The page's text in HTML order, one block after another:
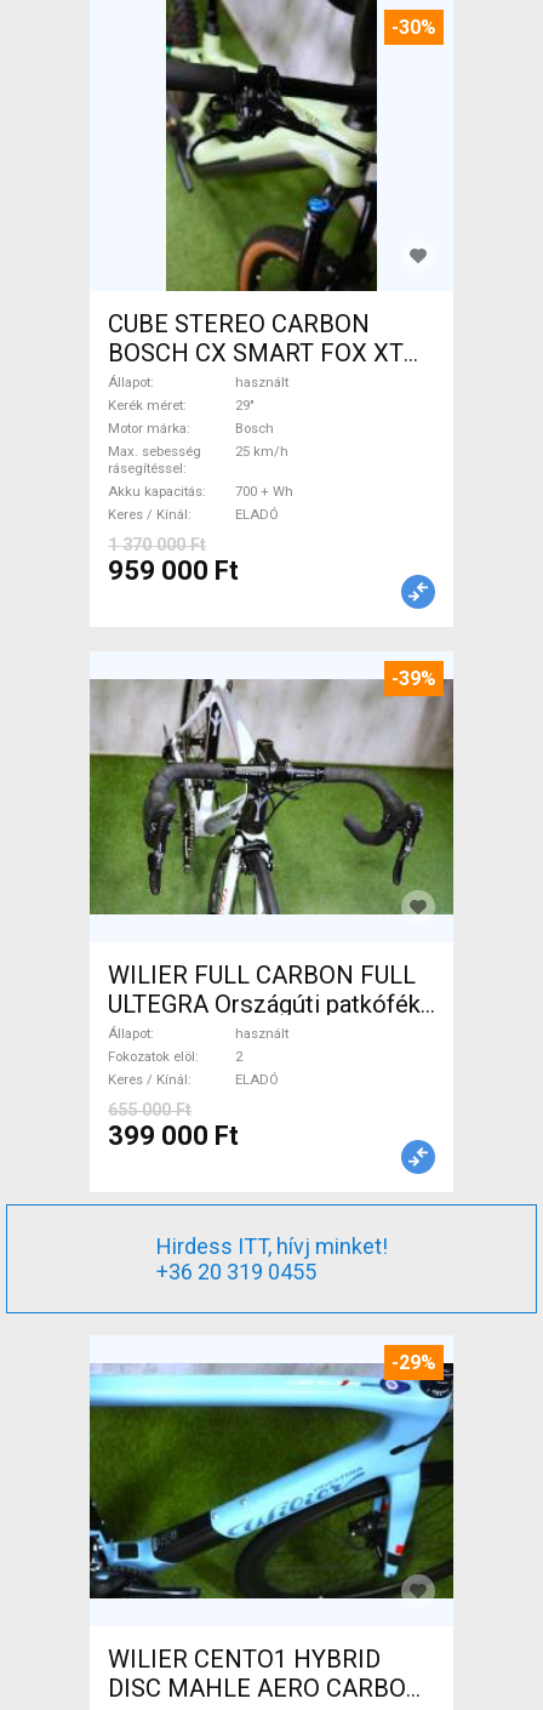
-30%
CUBE STEREO CARBON
BOSCH CX SMART FOX XT
Elektromos Mountain Bike
29" össztelós / fully Bosch
használt ELADÓ
Állapot
használt
Kerék méret
29"
Motor márka
Bosch
Max. sebesség
rásegítéssel
25 km/h
Akku kapacitás
700 + Wh
Keres / Kínál
ELADÓ
1 370 000 Ft
959 000 Ft
-39%
WILIER FULL CARBON FULL
ULTEGRA Országúti patkófék
használt ELADÓ
Állapot
használt
Fokozatok elöl
2
Keres / Kínál
ELADÓ
655 000 Ft
399 000 Ft
Hirdess ITT, hívj minket!
+36 20 319 0455
-29%
WILIER CENTO1 HYBRID
DISC MAHLE AERO CARBON